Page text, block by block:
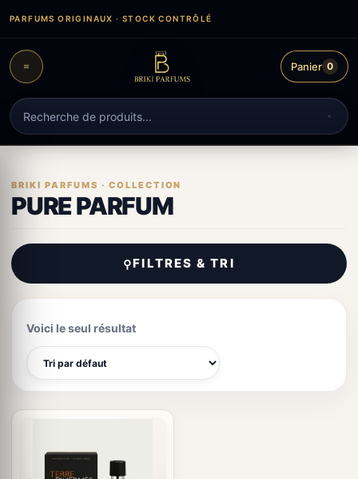
contenu
PARFUMS ORIGINAUX · STOCK CONTRÔLÉ
Recherche
de
produits
Panier 0
PURE PARFUM
⚲FILTRES & TRI
Voici le seul résultat